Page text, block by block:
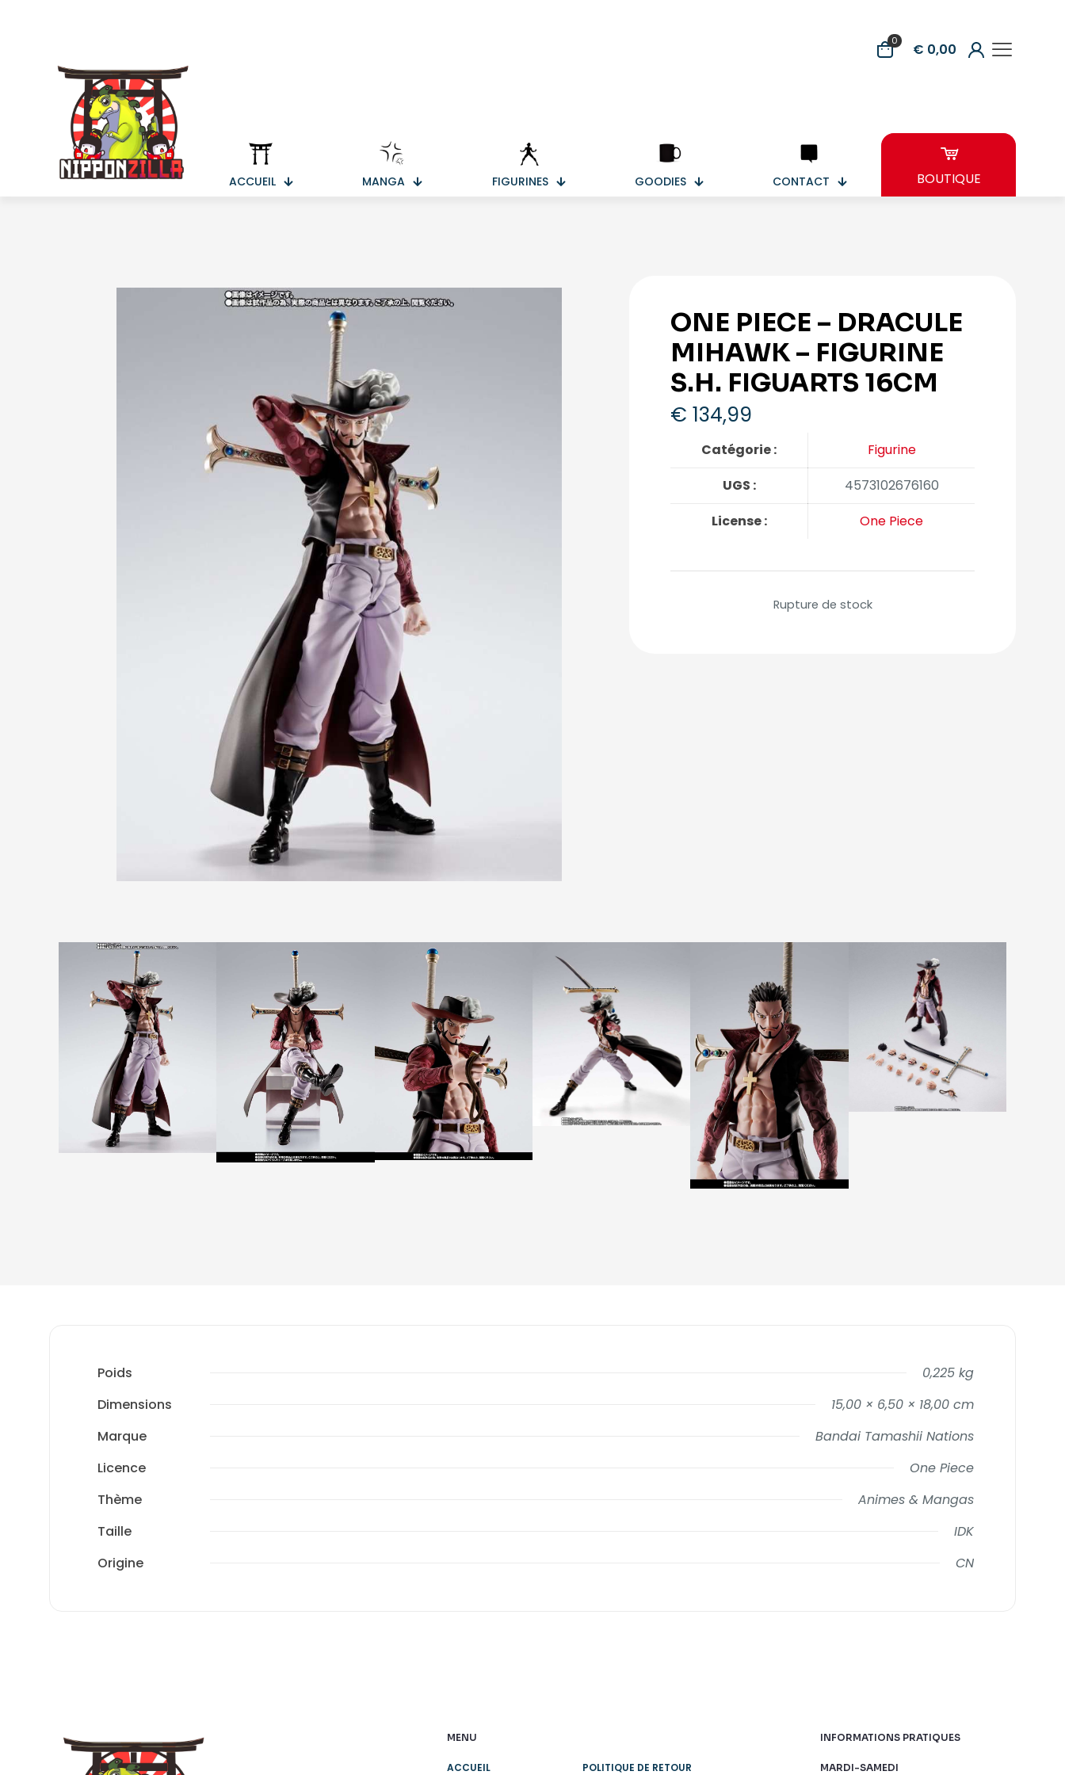
0 € 0,00
ACCUEIL MANGA FIGURINES GOODIES CONTACT BOUTIQUE
ONE PIECE – DRACULE
MIHAWK – FIGURINE
S.H. FIGUARTS 16CM
€ 134,99
Catégorie :
Figurine
UGS :
4573102676160
License :
One Piece
Rupture de stock
Poids
0,225 kg
Dimensions
15,00 × 6,50 × 18,00 cm
Marque
Bandai Tamashii Nations
Licence
One Piece
Thème
Animes & Mangas
Taille
IDK
Origine
CN
MENU
ACCUEIL POLITIQUE DE RETOUR
INFORMATIONS PRATIQUES
MARDI-SAMEDI